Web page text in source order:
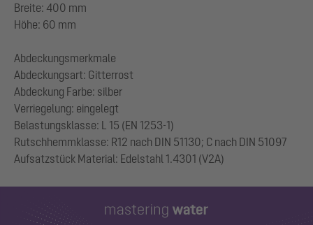
Breite: 400 mm
Höhe: 60 mm
Abdeckungsmerkmale
Abdeckungsart: Gitterrost
Abdeckung Farbe: silber
Verriegelung: eingelegt
Belastungsklasse: L 15 (EN 1253-1)
Rutschhemmklasse: R12 nach DIN 51130; C nach DIN 51097